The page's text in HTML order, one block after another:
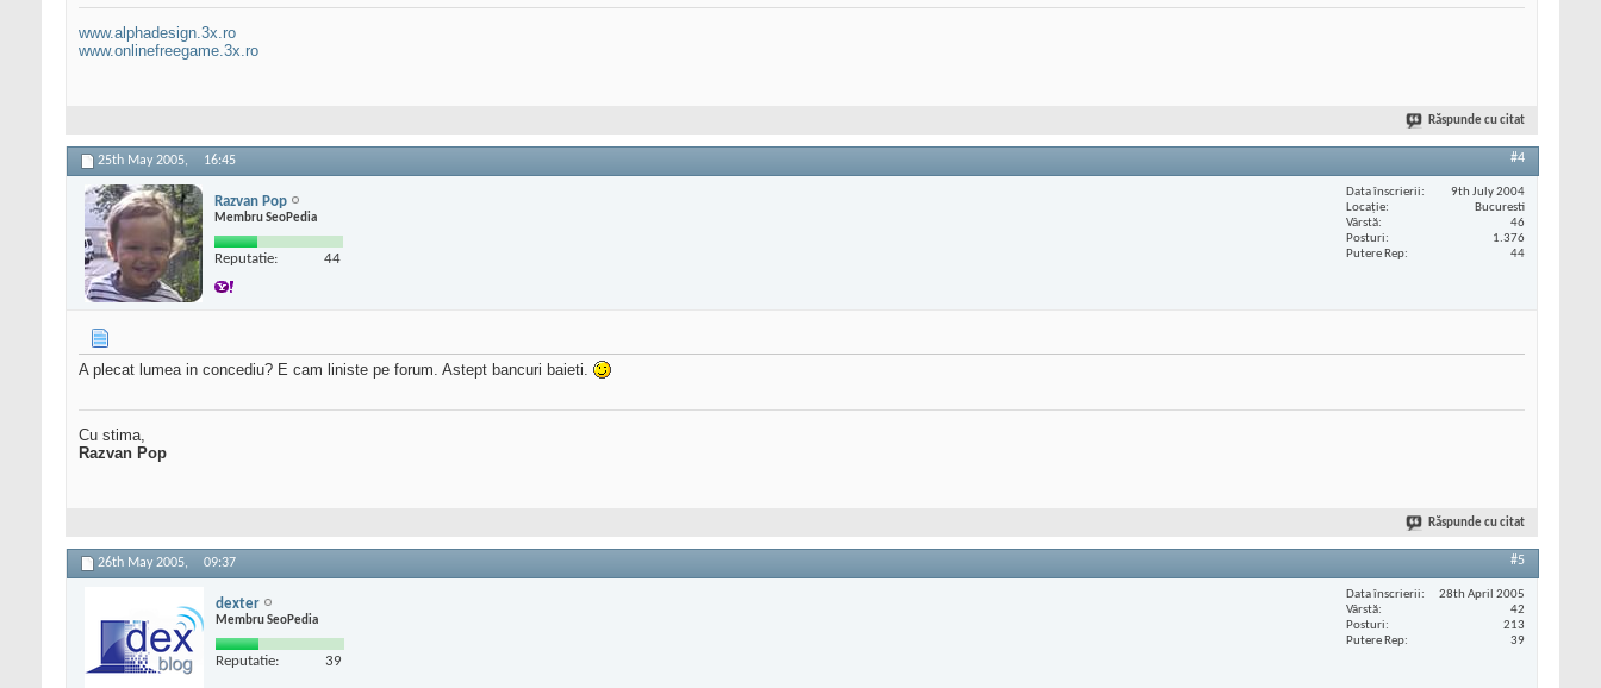
www.alphadesign.3x.ro
www.onlinefreegame.3x.ro
Răspunde cu citat
25th May 2005, 16:45 #4
Razvan Pop
Membru SeoPedia
Reputatie: 44
Data înscrierii
9th July 2004
Locaţie
Bucuresti
Vârstă
46
Posturi
1.376
Putere Rep
44
A plecat lumea in concediu? E cam liniste pe forum. Astept bancuri baieti.
Cu stima,
Razvan Pop
Răspunde cu citat
26th May 2005, 09:37 #5
dexter
Membru SeoPedia
Reputatie: 39
Data înscrierii
28th April 2005
Vârstă
42
Posturi
213
Putere Rep
39